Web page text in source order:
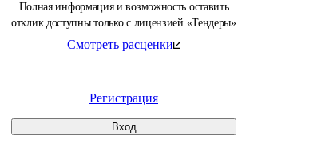
Полная информация и возможность оставить
отклик доступны только с лицензией «Тендеры»
Смотреть расценки
Регистрация
Вход